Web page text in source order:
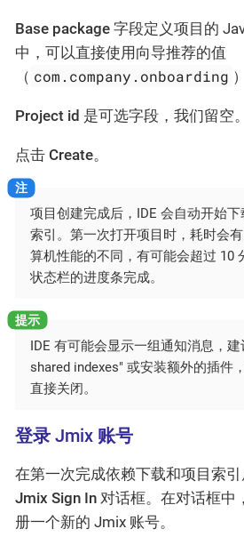
Base package 字段定义项目的
中，可以直接使用向导推荐的值
（ com.company.onboarding
Project id 是可选字段，我们留空。
点击 Create。
项目创建完成后，IDE 会自动开始
索引。第一次打开项目时，耗时会
算机性能的不同，有可能会超过 10
状态栏的进度条完成。
IDE 有可能会显示一组通知消息，
shared indexes" 或安装额外的插件
直接关闭。
登录 Jmix 账号
在第一次完成依赖下载和项目索
Jmix Sign In 对话框。在对话框中
册一个新的 Jmix 账号。